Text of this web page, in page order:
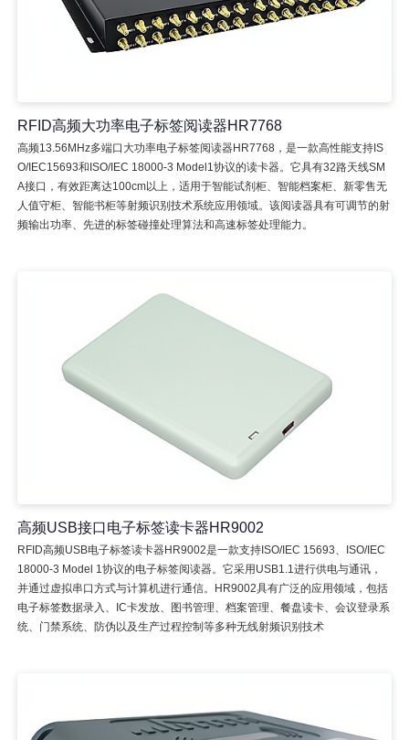
RFID高频大功率电子标签阅读器HR7768
高频13.56MHz多端口大功率电子标签阅读器HR7768，是一款高性能支持IS
O/IEC15693和ISO/IEC 18000-3 Model1协议的读卡器。它具有32路天线SM
A接口，有效距离达100cm以上，适用于智能试剂柜、智能档案柜、新零售无
人值守柜、智能书柜等射频识别技术系统应用领域。该阅读器具有可调节的射
频输出功率、先进的标签碰撞处理算法和高速标签处理能力。
高频USB接口电子标签读卡器HR9002
RFID高频USB电子标签读卡器HR9002是一款支持ISO/IEC 15693、ISO/IEC
18000-3 Model 1协议的电子标签阅读器。它采用USB1.1进行供电与通讯，
并通过虚拟串口方式与计算机进行通信。HR9002具有广泛的应用领域，包括
电子标签数据录入、IC卡发放、图书管理、档案管理、餐盘读卡、会议登录系
统、门禁系统、防伪以及生产过程控制等多种无线射频识别技术